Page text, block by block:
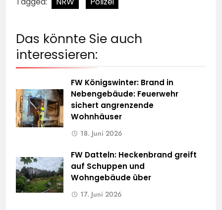
Das könnte Sie auch
interessieren:
FW Königswinter: Brand in
Nebengebäude: Feuerwehr
sichert angrenzende
Wohnhäuser
18. Juni 2026
FW Datteln: Heckenbrand greift
auf Schuppen und
Wohngebäude über
17. Juni 2026